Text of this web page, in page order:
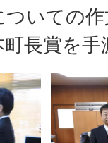
いての
長賞を